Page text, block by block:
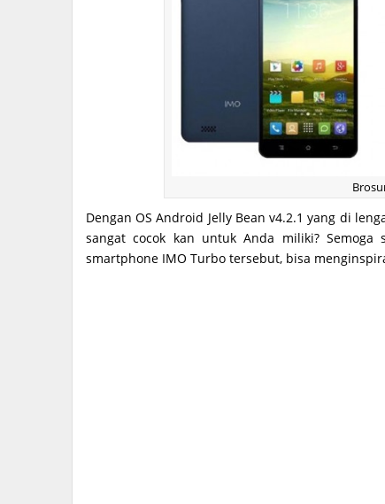
Dengan OS Android Jelly Bean v4.2.1 yang di
sangat cocok kan untuk Anda miliki?
smartphone IMO Turbo tersebut, bisa